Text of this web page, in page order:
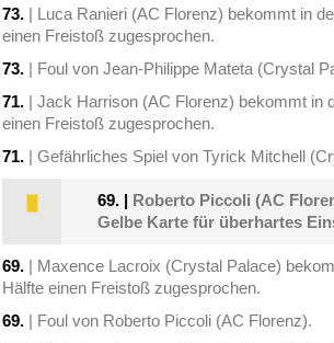
73. | Luca Ranieri (AC Florenz) bekommt in
einen Freistoß zugesprochen.
73. | Foul von Jean-Philippe Mateta (Crystal
71. | Jack Harrison (AC Florenz) bekommt in
einen Freistoß zugesprochen.
71. | Gefährliches Spiel von Tyrick Mitchell
69. | Roberto Piccoli (AC
Gelbe Karte für überhartes
69. | Maxence Lacroix (Crystal Palace)
Hälfte einen Freistoß zugesprochen.
69. | Foul von Roberto Piccoli (AC Florenz).